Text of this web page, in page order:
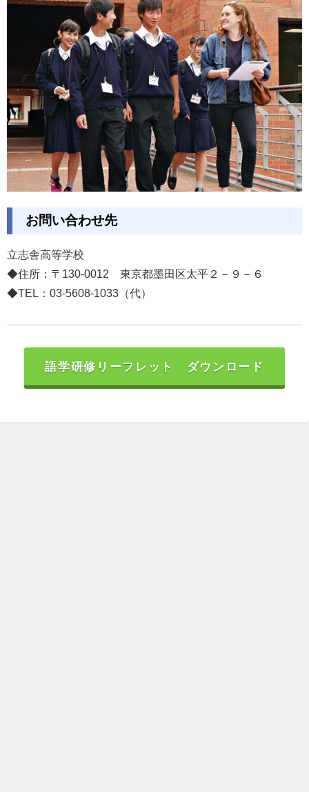
お問い合わせ先
立志舎高等学校
◆住所：〒130-0012 東京都墨田区太平２－９－６
◆TEL：03-5608-1033（代）
語学研修リーフレット ダウンロード